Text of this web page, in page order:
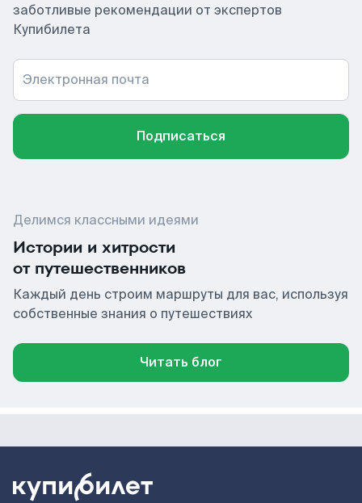
заботливые рекомендации от экспертов
Купибилета
Электронная почта
Подписаться
Делимся классными идеями
Истории и хитрости
от путешественников
Каждый день строим маршруты для вас, используя
собственные знания о путешествиях
Читать блог